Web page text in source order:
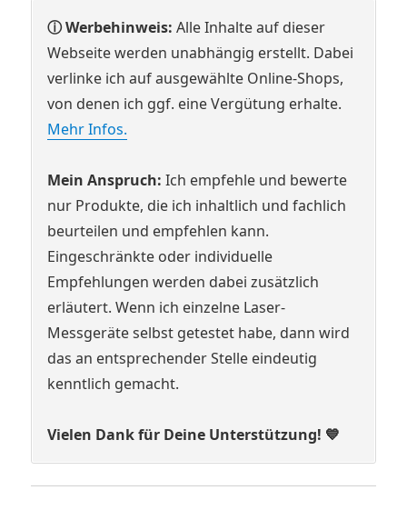
ⓘ Werbehinweis: Alle Inhalte auf dieser
Webseite werden unabhängig erstellt. Dabei
verlinke ich auf ausgewählte Online-Shops,
von denen ich ggf. eine Vergütung erhalte.
Mehr Infos.
Mein Anspruch: Ich empfehle und bewerte
nur Produkte, die ich inhaltlich und fachlich
beurteilen und empfehlen kann.
Eingeschränkte oder individuelle
Empfehlungen werden dabei zusätzlich
erläutert. Wenn ich einzelne Laser-
Messgeräte selbst getestet habe, dann wird
das an entsprechender Stelle eindeutig
kenntlich gemacht.
Vielen Dank für Deine Unterstützung! 💙